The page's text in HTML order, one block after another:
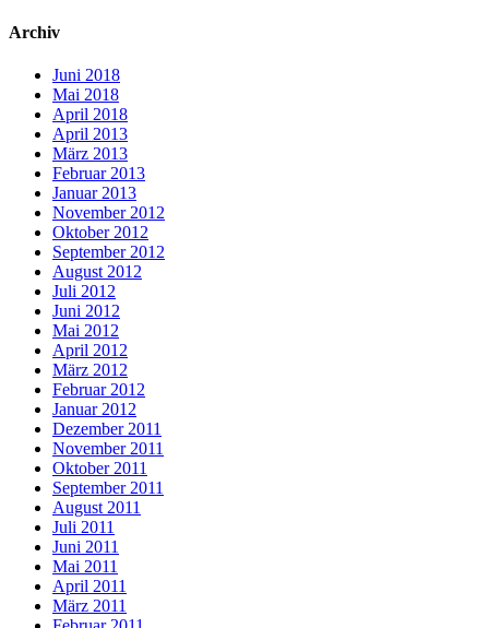
Archiv
Juni 2018
Mai 2018
April 2018
April 2013
März 2013
Februar 2013
Januar 2013
November 2012
Oktober 2012
September 2012
August 2012
Juli 2012
Juni 2012
Mai 2012
April 2012
März 2012
Februar 2012
Januar 2012
Dezember 2011
November 2011
Oktober 2011
September 2011
August 2011
Juli 2011
Juni 2011
Mai 2011
April 2011
März 2011